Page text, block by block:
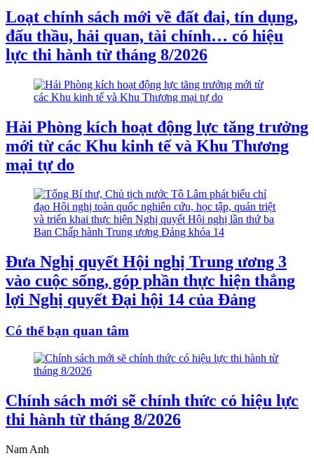
Loạt chính sách mới về đất đai, tín dụng,
đấu thầu, hải quan, tài chính… có hiệu
lực thi hành từ tháng 8/2026
Hải Phòng kích hoạt động lực tăng trưởng
mới từ các Khu kinh tế và Khu Thương
mại tự do
Đưa Nghị quyết Hội nghị Trung ương 3
vào cuộc sống, góp phần thực hiện thắng
lợi Nghị quyết Đại hội 14 của Đảng
Có thể bạn quan tâm
Chính sách mới sẽ chính thức có hiệu lực
thi hành từ tháng 8/2026
Nam Anh